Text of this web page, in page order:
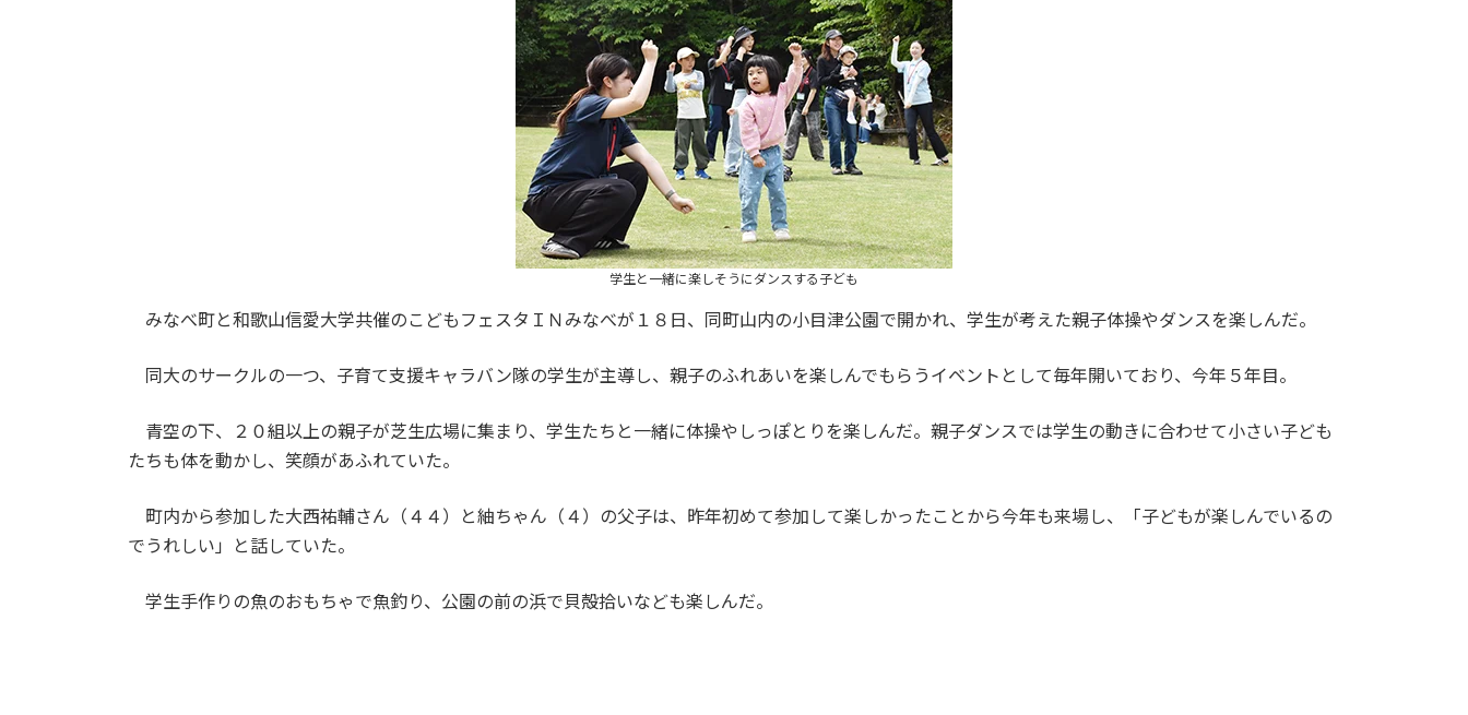
学生と一緒に楽しそうにダンスする子ども
みなべ町と和歌山信愛大学共催のこどもフェスタＩＮみなべが１８日、同町山内の小目津公園で開かれ、学生が考えた親子体操やダンスを楽しんだ。
同大のサークルの一つ、子育て支援キャラバン隊の学生が主導し、親子のふれあいを楽しんでもらうイベントとして毎年開いており、今年５年目。
青空の下、２０組以上の親子が芝生広場に集まり、学生たちと一緒に体操やしっぽとりを楽しんだ。親子ダンスでは学生の動きに合わせて小さい子ども
たちも体を動かし、笑顔があふれていた。
町内から参加した大西祐輔さん（４４）と紬ちゃん（４）の父子は、昨年初めて参加して楽しかったことから今年も来場し、「子どもが楽しんでいるの
でうれしい」と話していた。
学生手作りの魚のおもちゃで魚釣り、公園の前の浜で貝殻拾いなども楽しんだ。